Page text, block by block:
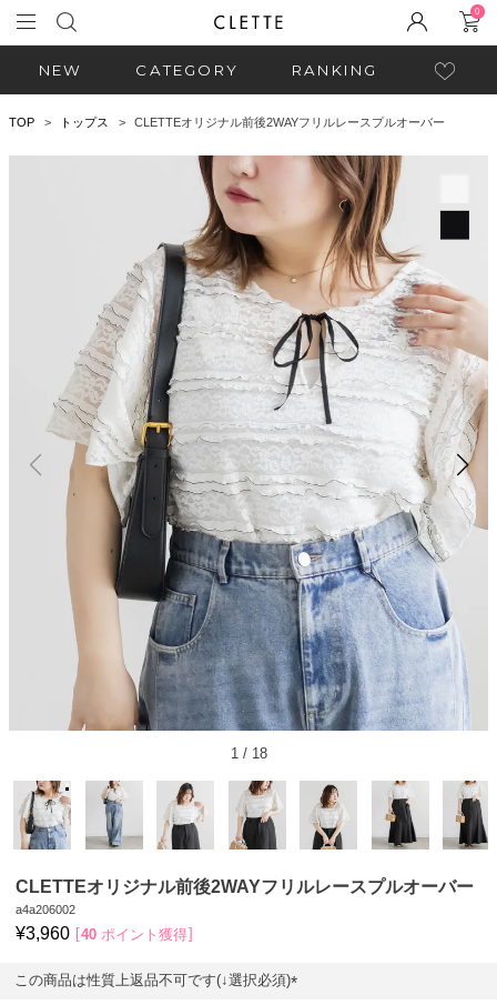
0
NEW CATEGORY RANKING
TOP トップス CLETTEオリジナル前後2WAYフリルレースプルオーバー
1/ 18
CLETTEオリジナル前後2WAYフリルレースプルオーバー
a4a206002
¥3,960 40 ポイント獲得
この商品は性質上返品不可です(↓選択必須)